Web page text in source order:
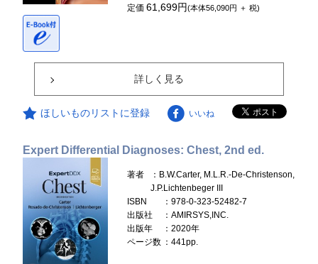
定価61,699円(本体56,090円 ＋ 税)
詳しく見る
ほしいものリストに登録 いいね
Expert Differential Diagnoses: Chest, 2nd ed.
著者
：B.W.Carter, M.L.R.-De-Christenson,
J.P.Lichtenbeger III
ISBN
：978-0-323-52482-7
出版社
：AMIRSYS,INC.
出版年
：2020年
ページ数 ：441pp.